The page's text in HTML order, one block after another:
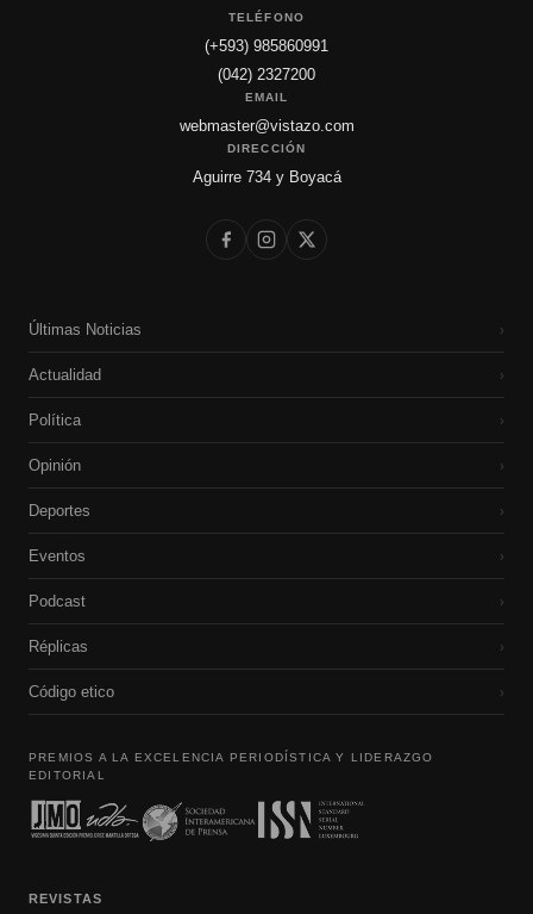
TELÉFONO
(+593) 985860991
(042) 2327200
EMAIL
webmaster@vistazo.com
DIRECCIÓN
Aguirre 734 y Boyacá
Últimas Noticias ›
Actualidad ›
Política ›
Opinión ›
Deportes ›
Eventos ›
Podcast ›
Réplicas ›
Código etico ›
PREMIOS A LA EXCELENCIA PERIODÍSTICA Y LIDERAZGO
EDITORIAL
REVISTAS